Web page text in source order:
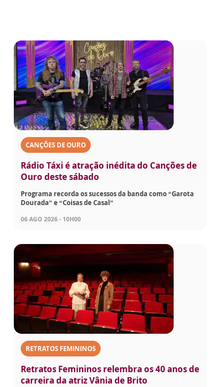
CANÇÕES DE OURO
Rádio Táxi é atração inédita do Canções de
Ouro deste sábado
Programa recorda os sucessos da banda como “Garota
Dourada” e “Coisas de Casal”
06 AGO 2026 - 10H00
RETRATOS FEMININOS
Retratos Femininos relembra os 40 anos de
carreira da atriz Vânia de Brito